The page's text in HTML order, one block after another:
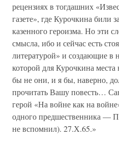
рецензиях в тогдашних
газете», где Курочкина били
казенного героизма. Но эти
смысла, ибо и сейчас есть
литературой» и создающие в
которой для Курочкина
бы не они, и я бы, наверно,
прочитать Вашу повесть…
герой «На войне как на
одного предшественника —
не вспомнил). 27.Х.65.»